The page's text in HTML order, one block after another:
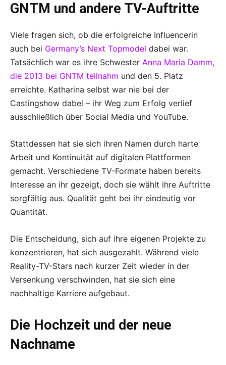
GNTM und andere TV-Auftritte
Viele fragen sich, ob die erfolgreiche Influencerin
auch bei Germany’s Next Topmodel dabei war.
Tatsächlich war es ihre Schwester Anna Maria Damm,
die 2013 bei GNTM teilnahm und den 5. Platz
erreichte. Katharina selbst war nie bei der
Castingshow dabei – ihr Weg zum Erfolg verlief
ausschließlich über Social Media und YouTube.
Stattdessen hat sie sich ihren Namen durch harte
Arbeit und Kontinuität auf digitalen Plattformen
gemacht. Verschiedene TV-Formate haben bereits
Interesse an ihr gezeigt, doch sie wählt ihre Auftritte
sorgfältig aus. Qualität geht bei ihr eindeutig vor
Quantität.
Die Entscheidung, sich auf ihre eigenen Projekte zu
konzentrieren, hat sich ausgezahlt. Während viele
Reality-TV-Stars nach kurzer Zeit wieder in der
Versenkung verschwinden, hat sie sich eine
nachhaltige Karriere aufgebaut.
Die Hochzeit und der neue
Nachname